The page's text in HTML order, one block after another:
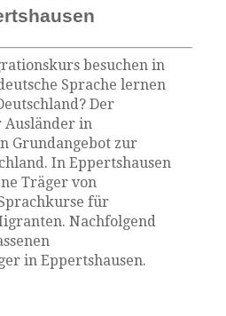
besuchen in
Sprache lernen
Der
in
Grundangebot zur
In Eppertshausen
Träger von
für
Nachfolgend
in Eppertshausen.